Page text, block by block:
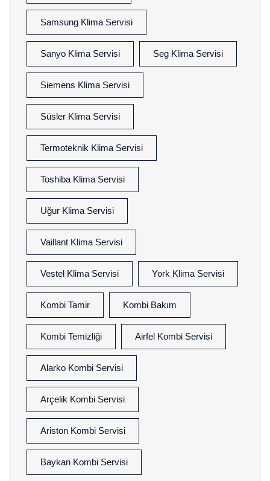
Samsung Klima Servisi
Sanyo Klima Servisi Seg Klima Servisi
Siemens Klima Servisi
Süsler Klima Servisi
Termoteknik Klima Servisi
Toshiba Klima Servisi
Uğur Klima Servisi
Vaillant Klima Servisi
Vestel Klima Servisi York Klima Servisi
Kombi Tamir Kombi Bakım
Kombi Temizliği Airfel Kombi Servisi
Alarko Kombi Servisi
Arçelik Kombi Servisi
Ariston Kombi Servisi
Baykan Kombi Servisi